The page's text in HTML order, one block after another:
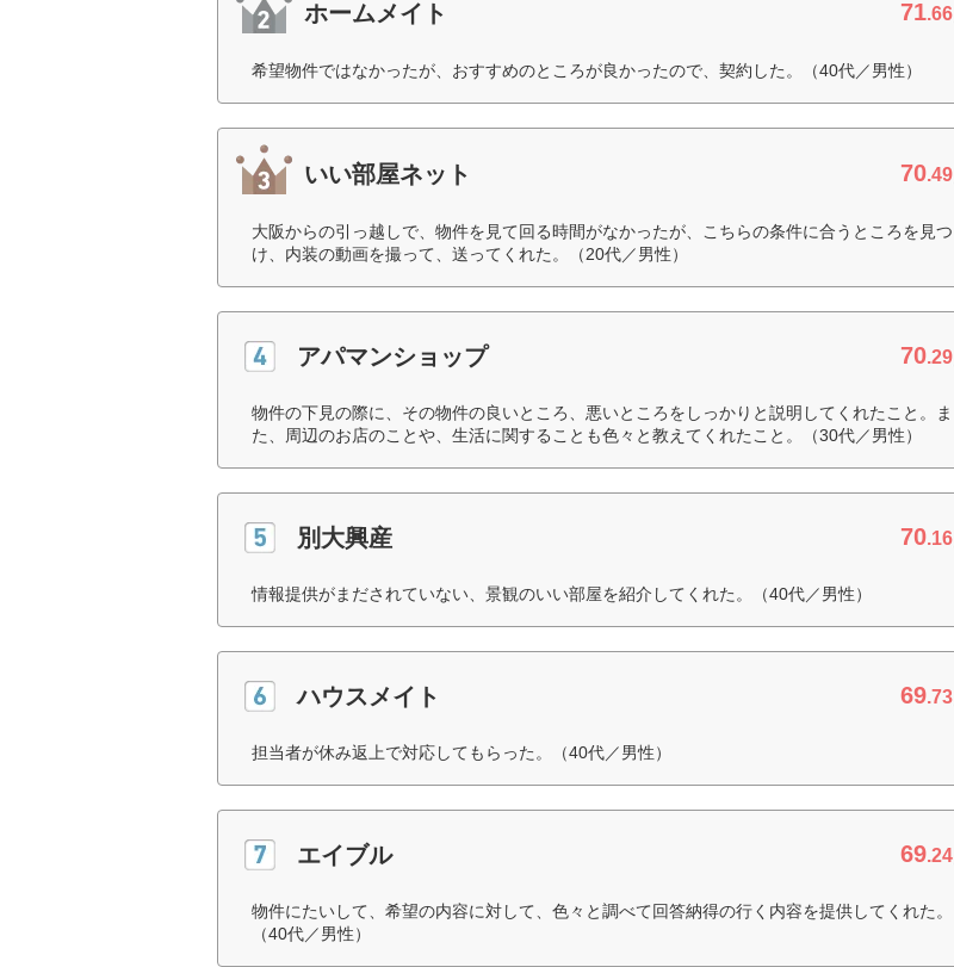
ホームメイト 71.66
希望物件ではなかったが、おすすめのところが良かったので、契約した。（40代／男性）
いい部屋ネット 70.49
大阪からの引っ越しで、物件を見て回る時間がなかったが、こちらの条件に合うところを見つ
け、内装の動画を撮って、送ってくれた。（20代／男性）
アパマンショップ 70.29
物件の下見の際に、その物件の良いところ、悪いところをしっかりと説明してくれたこと。ま
た、周辺のお店のことや、生活に関することも色々と教えてくれたこと。（30代／男性）
別大興産 70.16
情報提供がまだされていない、景観のいい部屋を紹介してくれた。（40代／男性）
ハウスメイト 69.73
担当者が休み返上で対応してもらった。（40代／男性）
エイブル 69.24
物件にたいして、希望の内容に対して、色々と調べて回答納得の行く内容を提供してくれた。
（40代／男性）